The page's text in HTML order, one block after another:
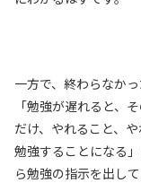
一方で、終わらなか
「勉強が遅れると、
だけ、やれること、
勉強することになる
ら勉強の指示を出して